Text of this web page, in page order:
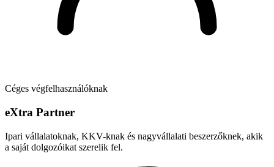
Céges végfelhasználóknak
eXtra Partner
Ipari vállalatoknak, KKV-knak és nagyvállalati beszerzőknek, akik
a saját dolgozóikat szerelik fel.